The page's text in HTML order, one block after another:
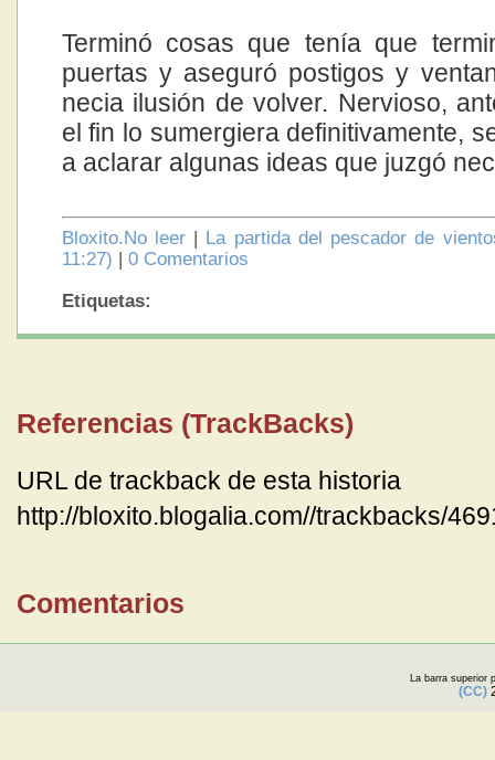
Terminó cosas que tenía que
puertas y aseguró postigos y
necia ilusión de volver. Nervioso,
el fin lo sumergiera definitivamente,
a aclarar algunas ideas que juzgó
Bloxito.No leer| La partida del pescador de
11:27) | 0 Comentarios
Etiquetas:
Referencias (TrackBacks)
URL de trackback de esta historia
http://bloxito.blogalia.com//trackbacks/
Comentarios
La barra superior
(CC)